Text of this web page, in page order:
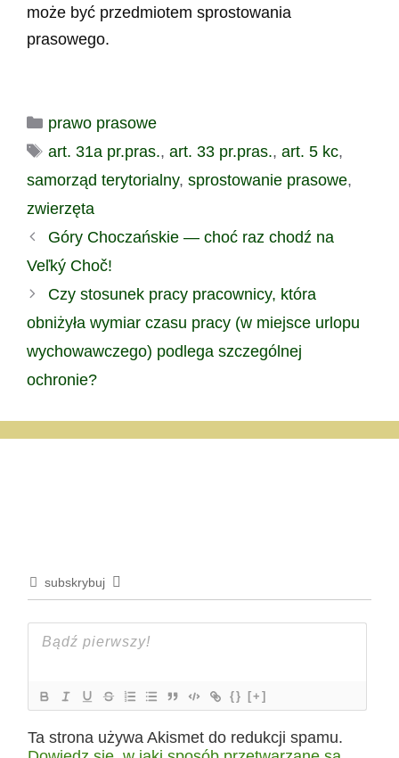
może być przedmiotem sprostowania
prasowego.
Kategorie
prawo prasowe
Tagi
art. 31a pr.pras., art. 33 pr.pras., art. 5 kc,
samorząd terytorialny, sprostowanie prasowe,
zwierzęta
Góry Choczańskie — choć raz chodź na
Veľký Choč!
Czy stosunek pracy pracownicy, która
obniżyła wymiar czasu pracy (w miejsce urlopu
wychowawczego) podlega szczególnej
ochronie?
subskrybuj
{} [+]
Ta strona używa Akismet do redukcji spamu.